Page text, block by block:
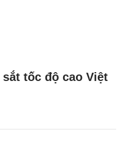
tốc độ cao Việt